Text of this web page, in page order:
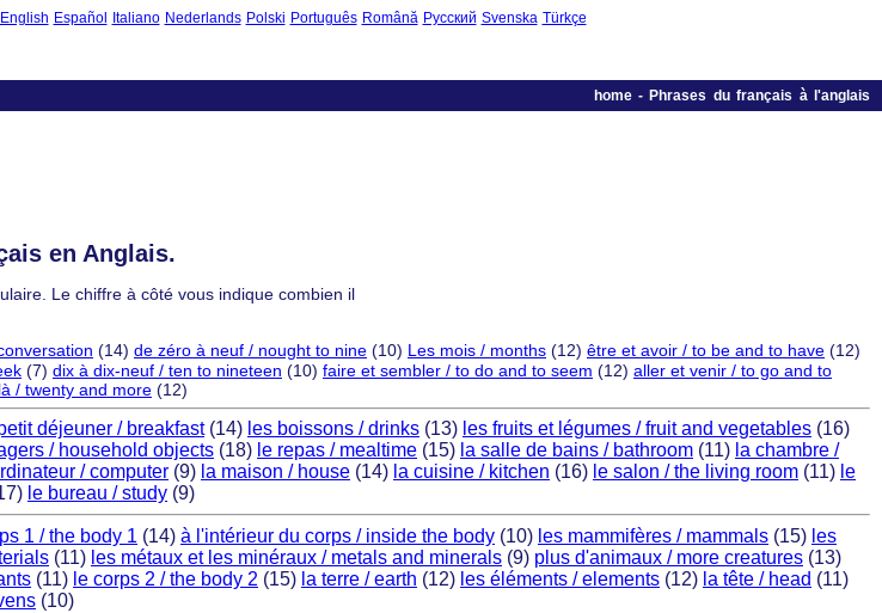
English Español Italiano Nederlands Polski Português Română Русский Svenska Türkçe
home- Phrases du français à l'anglais
en Anglais.
Le chiffre à côté vous indique combien il
(14) de zéro à neuf / nought to nine (10) Les mois / months (12) être et avoir / to be and to have (12)
(7) dix à dix-neuf / ten to nineteen (10) faire et sembler / to do and to seem (12) aller et venir / to go and to
/ twenty and more (12)
déjeuner / breakfast(14) les boissons / drinks (13) les fruits et légumes / fruit and vegetables (16)
/ household objects (18) le repas / mealtime (15) la salle de bains / bathroom (11) la chambre /
/ computer (9) la maison / house (14) la cuisine / kitchen (16) le salon / the living room (11) le
le bureau / study (9)
1 / the body 1 (14) à l'intérieur du corps / inside the body (10) les mammifères / mammals (15) les
(11) les métaux et les minéraux / metals and minerals (9) plus d'animaux / more creatures (13)
(11) le corps 2 / the body 2 (15) la terre / earth (12) les éléments / elements (12) la tête / head (11)
(10)